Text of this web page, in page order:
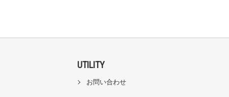
UTILITY
お問い合わせ